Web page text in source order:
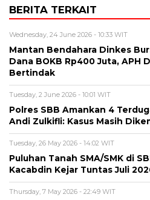
BERITA TERKAIT
Wednesday, 24 June 2026 - 10:33 WIT
Mantan Bendahara Dinkes
Dana BOKB Rp400 Juta, APH
Bertindak
Tuesday, 2 June 2026 - 10:01 WIT
Polres SBB Amankan 4
Andi Zulkifli: Kasus Masih
Tuesday, 26 May 2026 - 14:02 WIT
Puluhan Tanah SMA/SMK di
Kacabdin Kejar Tuntas Juli
Thursday, 7 May 2026 - 22:49 WIT